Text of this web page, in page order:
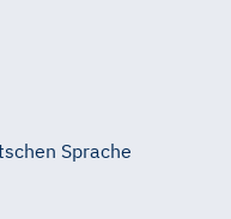
Sprache